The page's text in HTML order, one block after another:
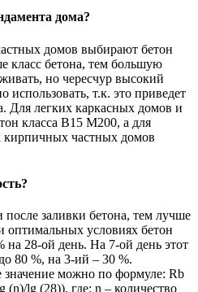
дома?
домов выбирают бетон
бетона, тем большую
но чересчур высокий
использовать, т.к. это приведет
Для легких каркасных домов и
класса В15 М200, а для
частных домов
заливки бетона, тем лучше
оптимальных условиях бетон
на 28-ой день. На 7-ой день этот
80 %, на 3-ий – 30 %.
значение можно по формуле: Rb
lg (28)), где: n – количество